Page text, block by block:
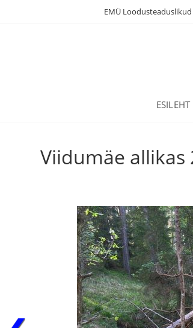
EMÜ
ESILEHT
Viidumäe allikas